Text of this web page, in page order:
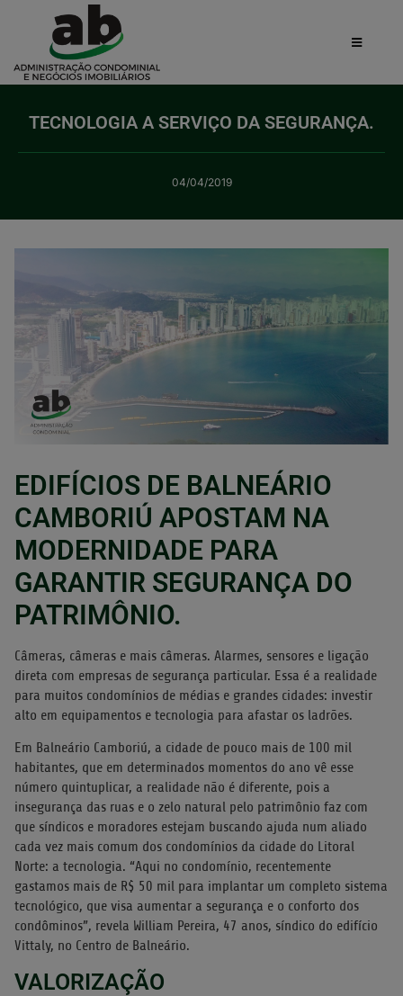
TECNOLOGIA A SERVIÇO DA SEGURANÇA.
04/04/2019
EDIFÍCIOS DE BALNEÁRIO
CAMBORIÚ APOSTAM NA
MODERNIDADE PARA
GARANTIR SEGURANÇA DO
PATRIMÔNIO.
Câmeras, câmeras e mais câmeras. Alarmes, sensores e ligação
direta com empresas de segurança particular. Essa é a realidade
para muitos condomínios de médias e grandes cidades: investir
alto em equipamentos e tecnologia para afastar os ladrões.
Em Balneário Camboriú, a cidade de pouco mais de 100 mil
habitantes, que em determinados momentos do ano vê esse
número quintuplicar, a realidade não é diferente, pois a
insegurança das ruas e o zelo natural pelo patrimônio faz com
que síndicos e moradores estejam buscando ajuda num aliado
cada vez mais comum dos condomínios da cidade do Litoral
Norte: a tecnologia. “Aqui no condomínio, recentemente
gastamos mais de R$ 50 mil para implantar um completo sistema
tecnológico, que visa aumentar a segurança e o conforto dos
condôminos”, revela William Pereira, 47 anos, síndico do edifício
Vittaly, no Centro de Balneário.
VALORIZAÇÃO